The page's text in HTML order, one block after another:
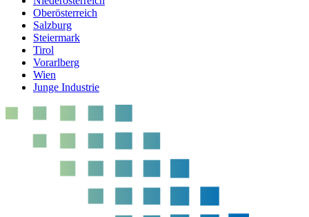
Oberösterreich
Salzburg
Steiermark
Tirol
Vorarlberg
Wien
Junge Industrie